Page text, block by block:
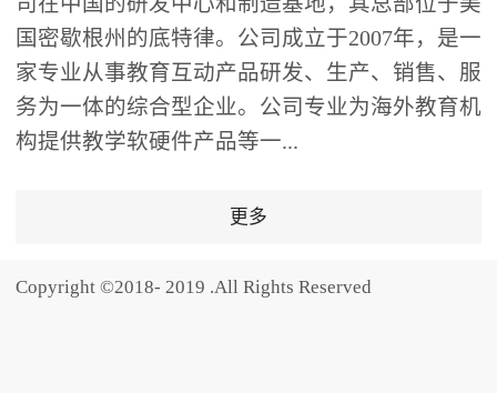
学生知识掌握情况。主观
反馈：包含简答题、观点
阐述等开放式互动，鼓励
学生自由表达思考过程，
培养批判性思维与表达能
功能增加课堂趣味性，同
国密歇根州的底特律。公司成立于2007年，是一
家专业从事教育互动产品研发、生产、销售、服
务为一体的综合型企业。公司专业为海外教育机
构提供教学软硬件产品等一...
更多
Copyright ©2018- 2019 .All Rights Reserved